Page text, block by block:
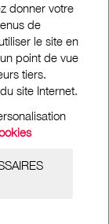
donner votre
de
le site en
point de vue
tiers.
site Internet.